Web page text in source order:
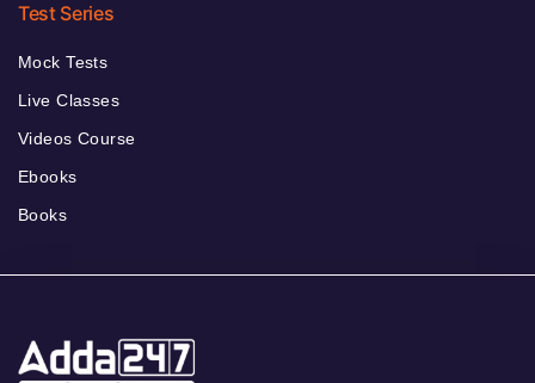
Test Series
Mock Tests
Live Classes
Videos Course
Ebooks
Books